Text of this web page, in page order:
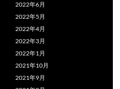
2022年6月
2022年5月
2022年4月
2022年3月
2022年1月
2021年10月
2021年9月